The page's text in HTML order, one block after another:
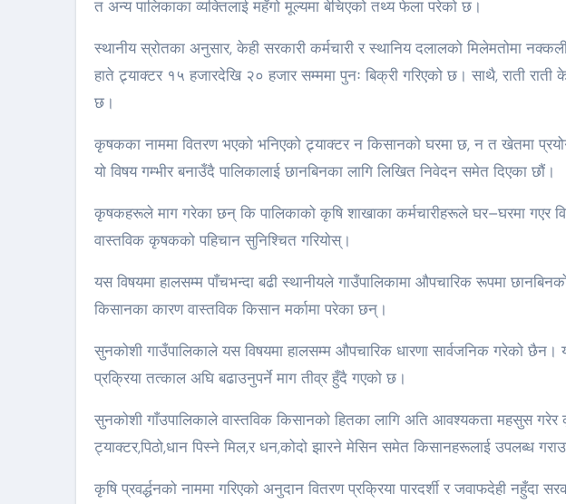
त अन्य पालिकाका व्यक्तिलाई महँगो मूल्यमा बेचिएको तथ्य फेला परेको छ।
स्थानीय स्रोतका अनुसार, केही सरकारी कर्मचारी र स्थानिय दलालको मिलेमतोमा
हाते ट्र्याक्टर १५ हजारदेखि २० हजार सम्ममा पुनः बिक्री गरिएको छ। साथै, राती राती
छ।
कृषकका नाममा वितरण भएको भनिएको ट्र्याक्टर न किसानको घरमा छ, न त खेतमा
यो विषय गम्भीर बनाउँदै पालिकालाई छानबिनका लागि लिखित निवेदन समेत दिएका छौं।
कृषकहरूले माग गरेका छन् कि पालिकाको कृषि शाखाका कर्मचारीहरूले घर–घरमा गएर
वास्तविक कृषकको पहिचान सुनिश्चित गरियोस्।
यस विषयमा हालसम्म पाँचभन्दा बढी स्थानीयले गाउँपालिकामा औपचारिक रूपमा
किसानका कारण वास्तविक किसान मर्कामा परेका छन्।
सुनकोशी गाउँपालिकाले यस विषयमा हालसम्म औपचारिक धारणा सार्वजनिक गरेको छैन।
प्रक्रिया तत्काल अघि बढाउनुपर्ने माग तीव्र हुँदै गएको छ।
सुनकोशी गाँउपालिकाले वास्तविक किसानको हितका लागि अति आवश्यकता महसुस
ट्याक्टर,पिठो,धान पिस्ने मिल,र धन,कोदो झारने मेसिन समेत किसानहरूलाई उपलब्ध
कृषि प्रवर्द्धनको नाममा गरिएको अनुदान वितरण प्रक्रिया पारदर्शी र जवाफदेही